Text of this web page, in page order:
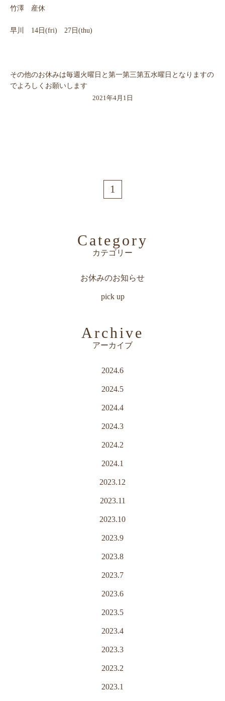
竹澤 産休
早川 14日(fri) 27日(thu)
その他のお休みは毎週火曜日と第一第三第五水曜日となりますの
でよろしくお願いします
2021年4月1日
1
Category
カテゴリー
お休みのお知らせ
pick up
Archive
アーカイブ
2024.6
2024.5
2024.4
2024.3
2024.2
2024.1
2023.12
2023.11
2023.10
2023.9
2023.8
2023.7
2023.6
2023.5
2023.4
2023.3
2023.2
2023.1